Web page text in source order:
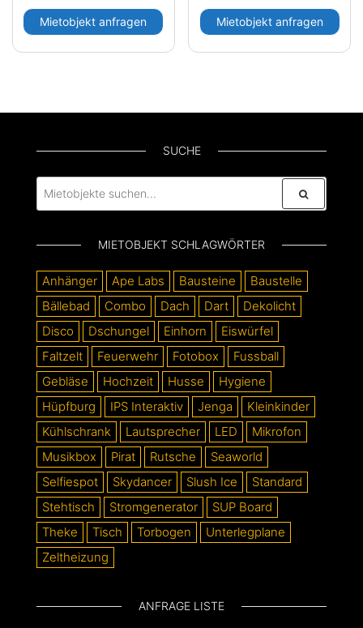
Mietobjekt anfragen Mietobjekt anfragen
SUCHE
MIETOBJEKT SCHLAGWÖRTER
Anhänger Ape Labs Bausteine
Baustelle
Bällebad
Combo Dach Dart
Dekolicht
Disco
Dschungel Einhorn
Eiswürfel
Faltzelt
Feuerwehr Fotobox
Fussball
Gebläse
Hochzeit Husse
Hygiene
Hüpfburg
IPS Interaktiv Jenga
Kleinkinder
Kühlschrank
Lautsprecher LED
Mikrofon
Musikbox
Pirat Rutsche
Seaworld
Selfiespot
Skydancer Slush Ice
Standard
Stehtisch
Stromgenerator
SUP Board
Theke
Tisch Torbogen
Unterlegplane
Zeltheizung
ANFRAGE LISTE